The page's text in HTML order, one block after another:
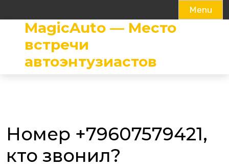
Menu
content
MagicAuto — Место
встречи
автоэнтузиастов
Номер +79607579421,
кто звонил?